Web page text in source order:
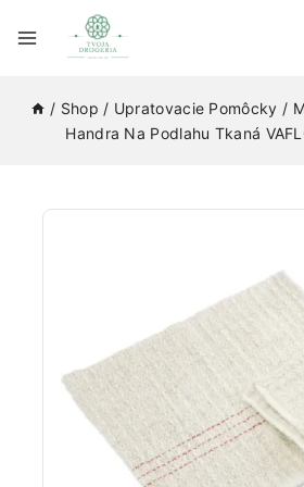
/ Shop / Upratovacie Pomôcky /
Handra Na Podlahu Tkaná